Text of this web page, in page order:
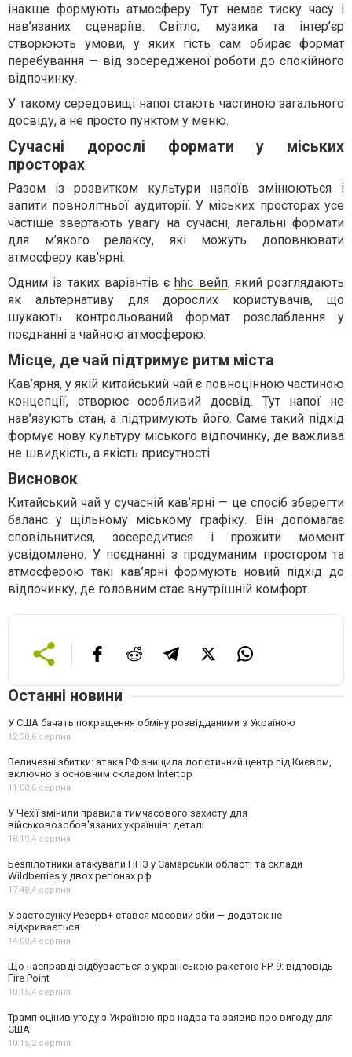
інакше формують атмосферу. Тут немає тиску часу і
нав’язаних сценаріїв. Світло, музика та інтер’єр
створюють умови, у яких гість сам обирає формат
перебування — від зосередженої роботи до спокійного
відпочинку.
У такому середовищі напої стають частиною загального
досвіду, а не просто пунктом у меню.
Сучасні дорослі формати у міських
просторах
Разом із розвитком культури напоїв змінюються і
запити повнолітньої аудиторії. У міських просторах усе
частіше звертають увагу на сучасні, легальні формати
для м’якого релаксу, які можуть доповнювати
атмосферу кав’ярні.
Одним із таких варіантів єhhc вейп, який розглядають
як альтернативу для дорослих користувачів, що
шукають контрольований формат розслаблення у
поєднанні з чайною атмосферою.
Місце, де чай підтримує ритм міста
Кав’ярня, у якій китайський чай є повноцінною частиною
концепції, створює особливий досвід. Тут напої не
нав’язують стан, а підтримують його. Саме такий підхід
формує нову культуру міського відпочинку, де важлива
не швидкість, а якість присутності.
Висновок
Китайський чай у сучасній кав’ярні — це спосіб зберегти
баланс у щільному міському графіку. Він допомагає
сповільнитися, зосередитися і прожити момент
усвідомлено. У поєднанні з продуманим простором та
атмосферою такі кав’ярні формують новий підхід до
відпочинку, де головним стає внутрішній комфорт.
Останні новини
У США бачать покращення обміну розвідданими з Україною
12:50,6 серпня
Величезні збитки: атака РФ знищила логістичний центр під Києвом,
включно з основним складом Intertop
11:00,6 серпня
У Чехії змінили правила тимчасового захисту для
військовозобов'язаних українців: деталі
18:19,4 серпня
Безпілотники атакували НПЗ у Самарській області та склади
Wildberries у двох регіонах рф
17:48,4 серпня
У застосунку Резерв+ стався масовий збій — додаток не
відкривається
14:00,4 серпня
Що насправді відбувається з українською ракетою FP-9: відповідь
Fire Point
10:15,4 серпня
Трамп оцінив угоду з Україною про надра та заявив про вигоду для
США
10:15,2 серпня